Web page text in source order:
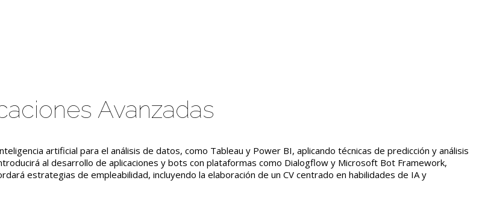
Avanzadas
artificial para el análisis de datos, como Tableau y Power BI, aplicando técnicas de predicción y análisis
al desarrollo de aplicaciones y bots con plataformas como Dialogflow y Microsoft Bot Framework,
estrategias de empleabilidad, incluyendo la elaboración de un CV centrado en habilidades de IA y